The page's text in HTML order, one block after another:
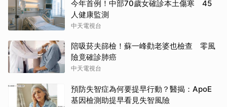
今年首例！中部70歲女確診本土傷寒 45
人健康監測
中天電視台
陪吸菸夫篩檢！蘇一峰勸老婆也檢查 零風
險竟確診肺癌
中天電視台
預防失智症為何要提早行動？醫揭：ApoE
基因檢測助提早看見失智風險